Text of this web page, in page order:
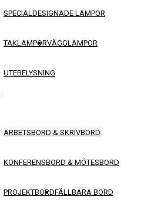
SPECIALDESIGNADE LAMPOR
TAKLAMPORVÄGGLAMPOR
UTEBELYSNING
ARBETSBORD & SKRIVBORD
KONFERENSBORD & MÖTESBORD
PROJEKTBORDFÄLLBARA BORD